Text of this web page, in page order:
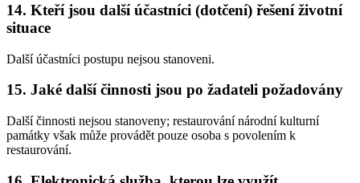
14. Kteří jsou další účastníci (dotčení) řešení životní
situace
Další účastníci postupu nejsou stanoveni.
15. Jaké další činnosti jsou po žadateli požadovány
Další činnosti nejsou stanoveny; restaurování národní kulturní
památky však může provádět pouze osoba s povolením k
restaurování.